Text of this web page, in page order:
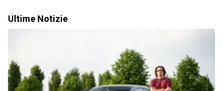
Ultime Notizie